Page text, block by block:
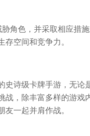
角色，并采取相应措
空间和竞争力。
史诗级卡牌手游，无
战，除丰富多样的游
一起并肩作战。